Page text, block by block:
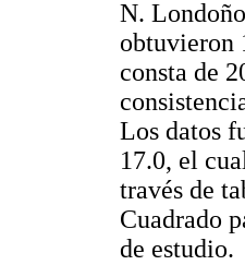
N.
obtuvieron
consta de
Los datos
17.0, el
través de
Cuadrado
de estudio.